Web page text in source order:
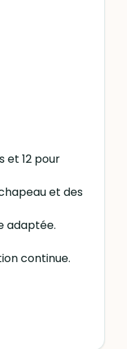
et 12 pour
et des
adaptée.
continue.